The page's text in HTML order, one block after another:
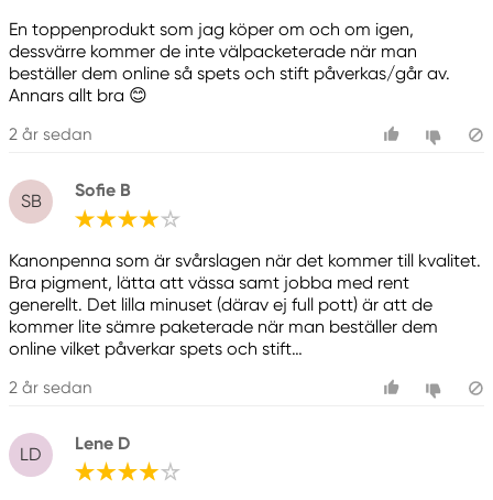
En toppenprodukt som jag köper om och om igen,
dessvärre kommer de inte välpacketerade när man
beställer dem online så spets och stift påverkas/går av.
Annars allt bra 😊
2 år sedan
SB
Sofie B
Kanonpenna som är svårslagen när det kommer till kvalitet.
Bra pigment, lätta att vässa samt jobba med rent
generellt. Det lilla minuset (därav ej full pott) är att de
kommer lite sämre paketerade när man beställer dem
online vilket påverkar spets och stift…
2 år sedan
LD
Lene D